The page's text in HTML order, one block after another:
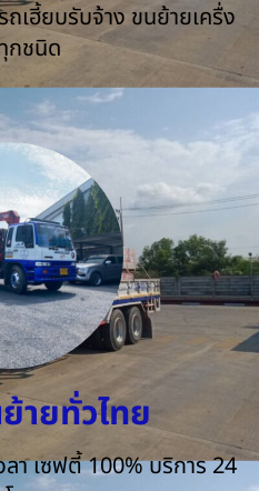
เฮี้ยบรับจ้าง ขนย้ายเครื่ง
กชนิด
ายทั่วไทย
า เซฟตี้ 100% บริการ 24